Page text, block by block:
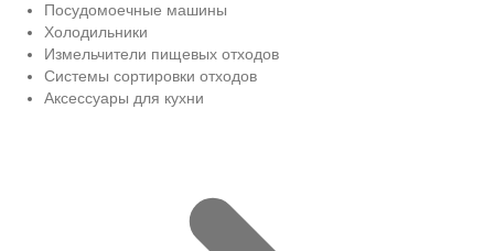
Посудомоечные машины
Холодильники
Измельчители пищевых отходов
Системы сортировки отходов
Аксессуары для кухни